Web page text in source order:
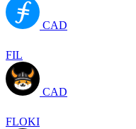
CAD
FIL
CAD
FLOKI